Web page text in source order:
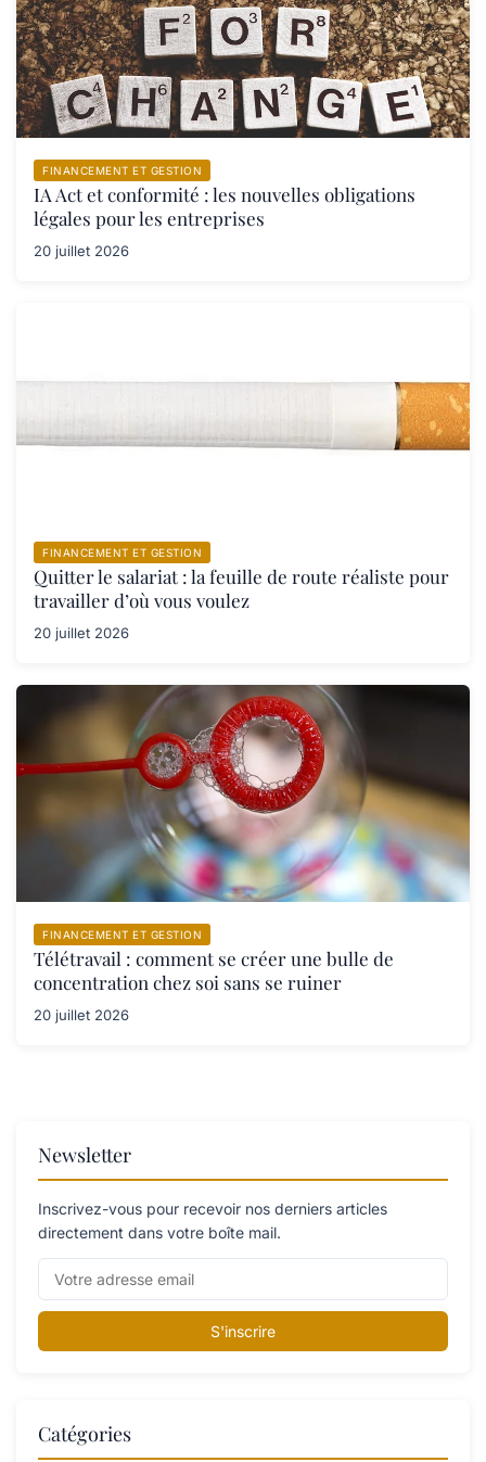
FINANCEMENT ET GESTION
IA Act et conformité : les nouvelles obligations
légales pour les entreprises
20 juillet 2026
FINANCEMENT ET GESTION
Quitter le salariat : la feuille de route réaliste pour
travailler d’où vous voulez
20 juillet 2026
FINANCEMENT ET GESTION
Télétravail : comment se créer une bulle de
concentration chez soi sans se ruiner
20 juillet 2026
Newsletter
Inscrivez-vous pour recevoir nos derniers articles
directement dans votre boîte mail.
S'inscrire
Catégories